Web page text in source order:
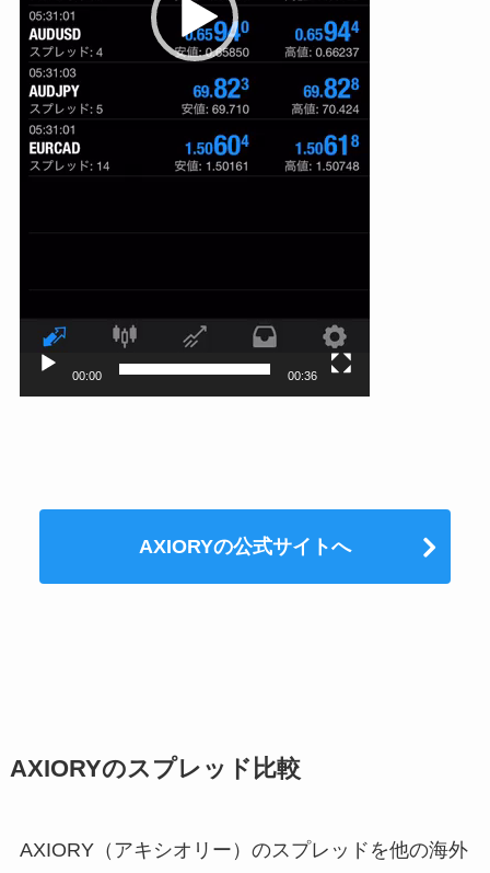
00:00 00:36
AXIORYの公式サイトへ
AXIORYのスプレッド比較
AXIORY（アキシオリー）のスプレッドを他の海外